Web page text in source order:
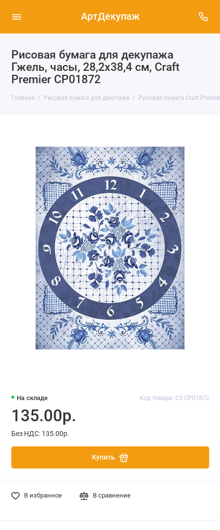
АртДекупаж
Рисовая бумага для декупажа
Гжель, часы, 28,2х38,4 см, Craft
Premier CP01872
Главная Рисовая бумага для декупажа Рисовая бумага Craft
На складе Код товара: C3 CP01872
135.00р.
Без НДС: 135.00р.
Купить
В избранное В сравнение